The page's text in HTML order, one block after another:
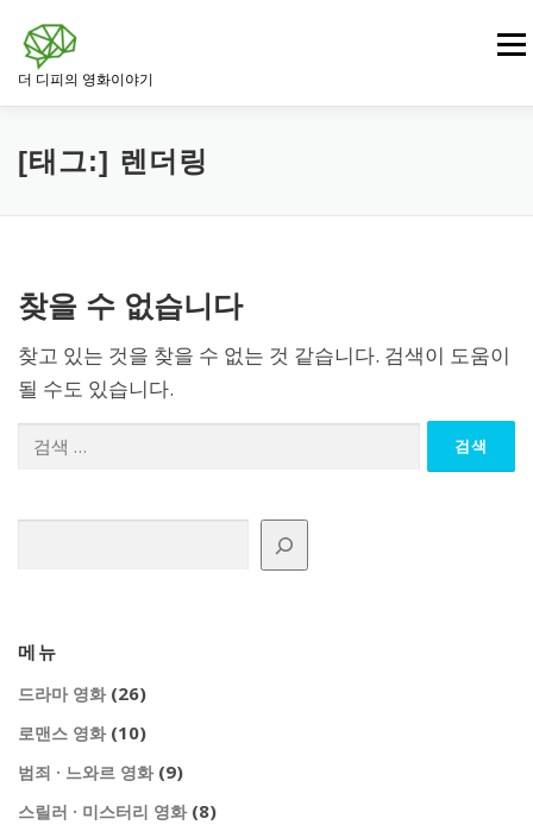
바
더 디피의 영화이야기
메뉴
영화 드라마 영화
[태그:] 렌더링
찾을 수 없습니다
찾고 있는 것을 찾을 수 없는 것 같습니다. 검색이 도움이
될 수도 있습니다.
메뉴
드라마 영화(26)
로맨스 영화(10)
범죄 · 느와르 영화(9)
스릴러 · 미스터리 영화(8)